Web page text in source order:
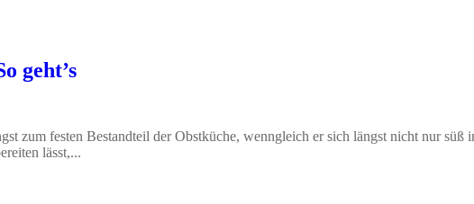
geht’s
zum festen Bestandteil der Obstküche, wenngleich er sich längst nicht nur süß
lässt,...